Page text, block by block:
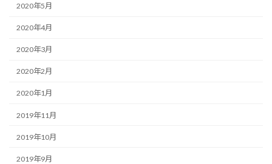
2020年5月
2020年4月
2020年3月
2020年2月
2020年1月
2019年11月
2019年10月
2019年9月